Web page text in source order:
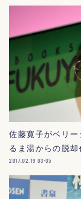
佐藤寛子がベリ
るま湯からの脱却
2017.02.19 03:05